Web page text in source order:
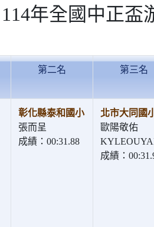
114年全國中正盃
第二名 第三名
彰化縣泰和國小
張而呈
成績：00:31.88
北市大同國
歐陽敬佑
成績：